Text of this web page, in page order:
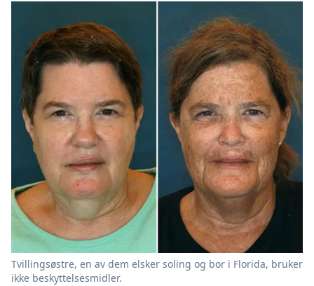
Tvillingsøstre, en av dem elsker soling og bor i Florida, bruker
ikke beskyttelsesmidler.